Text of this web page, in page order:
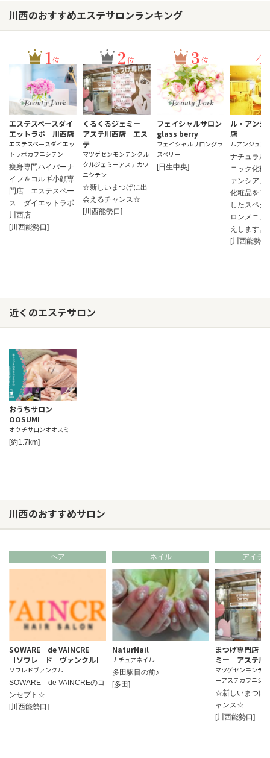
川西のおすすめエステサロンランキング
1位
エステスペースダイ
エットラボ 川西店
エステスペースダイエッ
トラボカワニシテン
痩身専門ハイパーナ
イフ＆コルギ小顔専
門店 エステスペー
ス ダイエットラボ
川西店
[川西能勢口]
2 位
くるくるジェミー
アステ川西店 エス
テ
マツゲセンモンテンクル
クルジェミーアステカワ
ニシテン
☆新しいまつげに出
会えるチャンス☆
[川西能勢口]
3 位
フェイシャルサロン
glass berry
フェイシャルサロングラ
スベリー
[日生中央]
4
ル・アン
店
ルアンジュカ
ナチュラル
ニック化粧
ァンシア」
化粧品を
したスペシ
ロンメニュ
えします。
[川西能勢口]
近くのエステサロン
おうちサロン
OOSUMI
オウチサロンオオスミ
[約1.7km]
川西のおすすめサロン
ヘア
SOWARE de VAINCRE
［ソワレ ド ヴァンクル］
ソワレドヴァンクル
SOWARE de VAINCREのコ
ンセプト☆
[川西能勢口]
ネイル
NaturNail
ナチュアネイル
多田駅目の前♪
[多田]
アイラ
まつげ専門店
ミー アステ川
マツゲセンモンテ
ーアステカワニシ
☆新しいまつげ
ャンス☆
[川西能勢口]